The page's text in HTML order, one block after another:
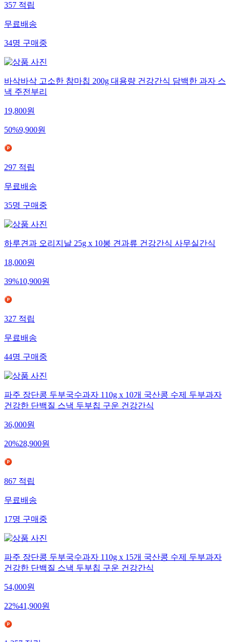
357적립
무료배송
34명구매중
바삭바삭 고소한 참마칩 200g 대용량 건강간식 담백한 과자 스
낵 주전부리
19,800원
50%9,900원
297적립
무료배송
35명구매중
하루견과 오리지날 25g x 10봉 견과류 건강간식 사무실간식
18,000원
39%10,900원
327적립
무료배송
44명구매중
파주 장단콩 두부국수과자 110g x 10개 국산콩 수제 두부과자
건강한 단백질 스낵 두부칩 구운 건강간식
36,000원
20%28,900원
867적립
무료배송
17명구매중
파주 장단콩 두부국수과자 110g x 15개 국산콩 수제 두부과자
건강한 단백질 스낵 두부칩 구운 건강간식
54,000원
22%41,900원